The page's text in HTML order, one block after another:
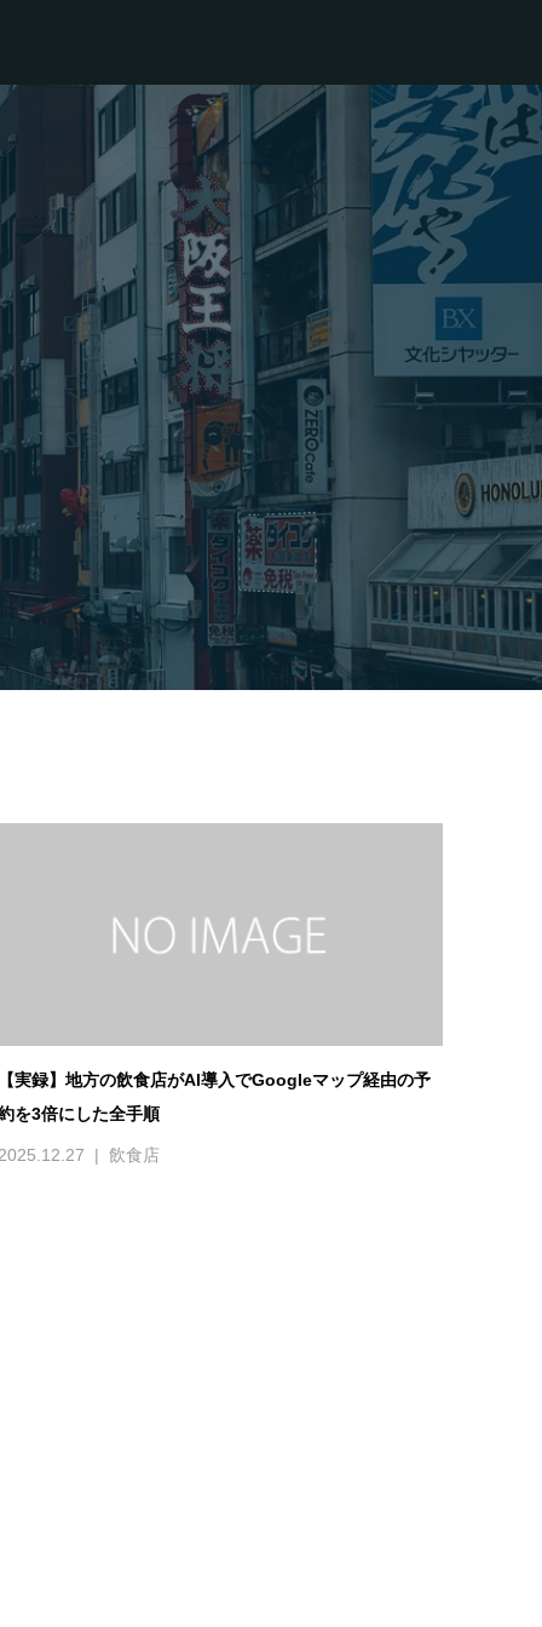
【実録】地方の飲食店がAI導入でGoogleマップ経由の予
を3倍にした全手順
2025.12.27 飲食店